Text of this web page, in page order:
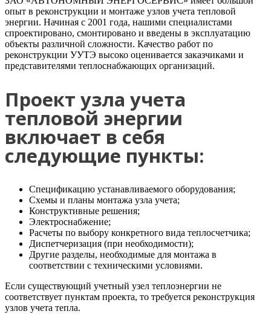
опыт в реконструкции и монтаже узлов учета тепловой
энергии. Начиная с 2001 года, нашими специалистами
спроектировано, смонтировано и введены в эксплуатацию
объекты различной сложности. Качество работ по
реконструкции УУТЭ высоко оценивается заказчиками и
представителями теплоснабжающих организаций.
Проект узла учета
тепловой энергии
включает в себя
следующие пункты:
Спецификацию устанавливаемого оборудования;
Схемы и планы монтажа узла учета;
Конструктивные решения;
Электроснабжение;
Расчеты по выбору конкретного вида теплосчетчика;
Диспетчеризация (при необходимости);
Другие разделы, необходимые для монтажа в
соответствии с техническими условиями.
Если существующий учетный узел теплоэнергии не
соответствует пунктам проекта, то требуется реконструкция
узлов учета тепла.